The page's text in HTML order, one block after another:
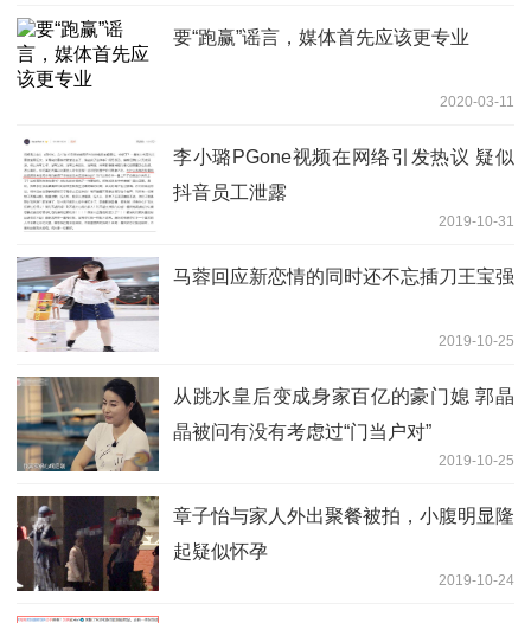
要“跑赢”谣言，媒体首先应该更专业
2020-03-11
李小璐PGone视频在网络引发热议 疑似
抖音员工泄露
2019-10-31
马蓉回应新恋情的同时还不忘插刀王宝强
2019-10-25
从跳水皇后变成身家百亿的豪门媳 郭晶
晶被问有没有考虑过“门当户对”
2019-10-25
章子怡与家人外出聚餐被拍，小腹明显隆
起疑似怀孕
2019-10-24